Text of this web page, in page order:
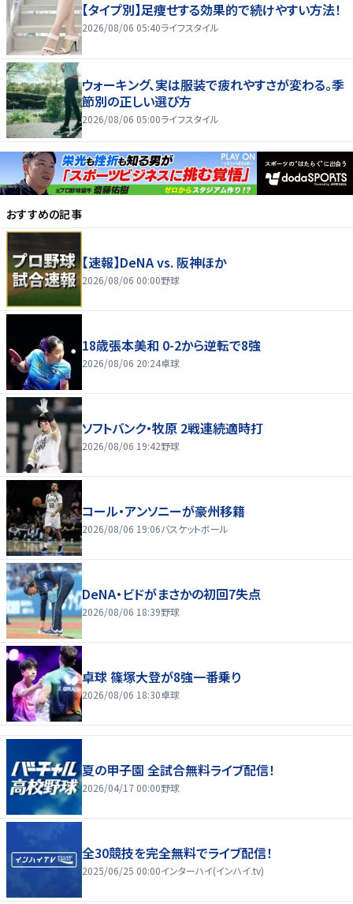
【タイプ別】足痩せする効果的で続けやすい方法！
2026/08/06 05:40ライフスタイル
ウォーキング、実は服装で疲れやすさが変わる。季
節別の正しい選び方
2026/08/06 05:00ライフスタイル
おすすめの記事
【速報】DeNA vs. 阪神ほか
2026/08/06 00:00野球
18歳張本美和 0-2から逆転で8強
2026/08/06 20:24卓球
ソフトバンク・牧原 2戦連続適時打
2026/08/06 19:42野球
コール・アンソニーが豪州移籍
2026/08/06 19:06バスケットボール
DeNA・ビドがまさかの初回7失点
2026/08/06 18:39野球
卓球 篠塚大登が8強一番乗り
2026/08/06 18:30卓球
夏の甲子園 全試合無料ライブ配信！
2026/04/17 00:00野球
全30競技を完全無料でライブ配信！
2025/06/25 00:00インターハイ(インハイ.tv)